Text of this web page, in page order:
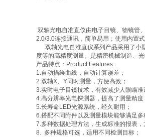
双轴光电自准直仪由电子目镜、物镜管
2.0/3.0连接通讯，简单易用；使用内置
双轴光电自准直仪系列产品采用了小
度等的高精度测量。是精密机械制造、
产品特点：Product Features:
1.自动描绘曲线，自动计算误差；
2.双轴X、Y同时测量，方便高效；
3.实时电子目镜技术，有效减少人眼瞄准
4.高分辨率光电探测器，提高了测量精度
5.长寿命LED光源系统，经久耐用；
6.搭配不同附件以及测量模块能够满足多
7.多种数据处理方法，生成标准的报表，
8. 多种规格可选，适用不同检测目标；